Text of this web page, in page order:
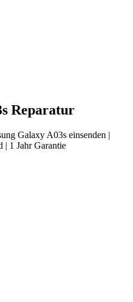
Reparatur
Galaxy A03s einsenden |
| 1 Jahr Garantie